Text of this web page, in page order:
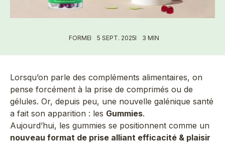
FORME 5 SEPT. 2025 3 MIN
Lorsqu’on parle des compléments alimentaires, on
pense forcément à la prise de comprimés ou de
gélules. Or, depuis peu, une nouvelle galénique santé
a fait son apparition : les Gummies.
Aujourd’hui, les gummies se positionnent comme un
nouveau format de prise alliant efficacité & plaisir